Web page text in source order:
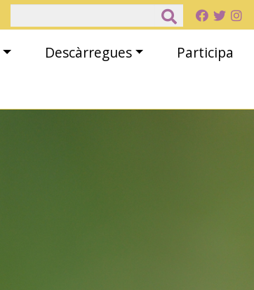
Descàrregues
Participa